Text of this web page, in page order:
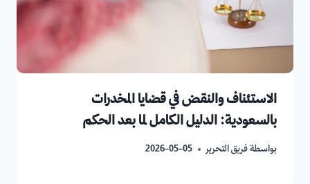
الاستئناف والنقض في قضايا المخدرات
بالسعودية: الدليل الكامل لما بعد الحكم
بواسطةفريق التحرير 2026-05-05